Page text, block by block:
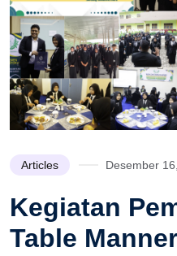
Articles Desember
Kegiatan
Table